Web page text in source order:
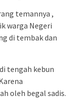
temannya ,
warga Negeri
di tembak dan
tengah kebun
oleh begal sadis.